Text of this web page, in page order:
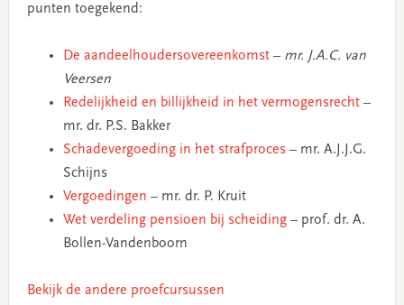
punten toegekend:
De aandeelhoudersovereenkomst– mr. J.A.C. van
Veersen
Redelijkheid en billijkheid in het vermogensrecht–
mr. dr. P.S. Bakker
Schadevergoeding in het strafproces – mr. A.J.J.G.
Schijns
Vergoedingen – mr. dr. P. Kruit
Wet verdeling pensioen bij scheiding– prof. dr. A.
Bollen-Vandenboorn
Bekijk de andere proefcursussen